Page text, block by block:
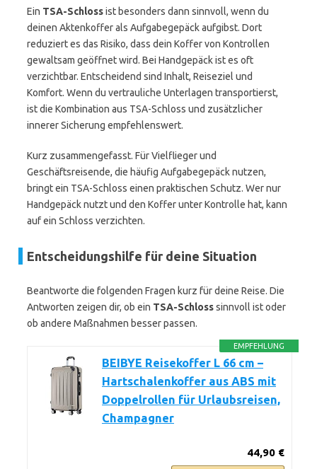
Ein TSA-Schlossist besonders dann sinnvoll, wenn du
deinen Aktenkoffer als Aufgabegepäck aufgibst. Dort
reduziert es das Risiko, dass dein Koffer von Kontrollen
gewaltsam geöffnet wird. Bei Handgepäck ist es oft
verzichtbar. Entscheidend sind Inhalt, Reiseziel und
Komfort. Wenn du vertrauliche Unterlagen transportierst,
ist die Kombination aus TSA-Schloss und zusätzlicher
innerer Sicherung empfehlenswert.
Kurz zusammengefasst. Für Vielflieger und
Geschäftsreisende, die häufig Aufgabegepäck nutzen,
bringt ein TSA-Schloss einen praktischen Schutz. Wer nur
Handgepäck nutzt und den Koffer unter Kontrolle hat, kann
auf ein Schloss verzichten.
Entscheidungshilfe für deine Situation
Beantworte die folgenden Fragen kurz für deine Reise. Die
Antworten zeigen dir, ob ein TSA-Schlosssinnvoll ist oder
ob andere Maßnahmen besser passen.
EMPFEHLUNG
BEIBYE Reisekoffer L 66 cm –
Hartschalenkoffer aus ABS mit
Doppelrollen für Urlaubsreisen,
Champagner
44,90 €